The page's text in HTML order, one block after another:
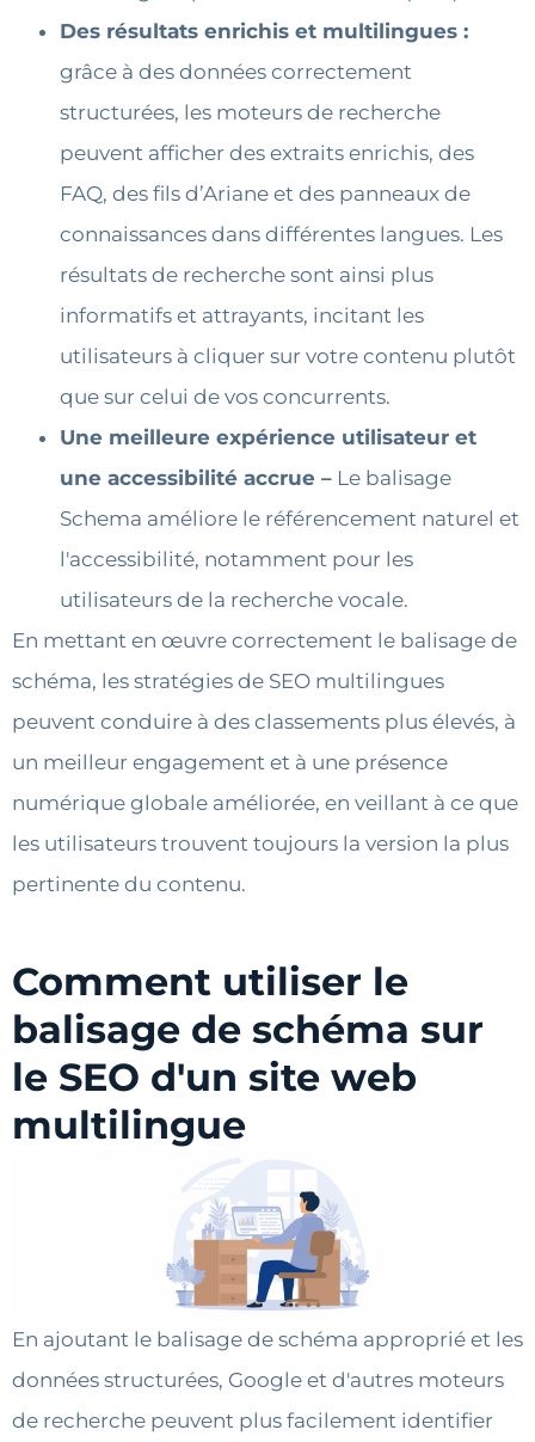
Des résultats enrichis et multilingues :
grâce à des données correctement
structurées, les moteurs de recherche
peuvent afficher des extraits enrichis, des
FAQ, des fils d’Ariane et des panneaux de
connaissances dans différentes langues. Les
résultats de recherche sont ainsi plus
informatifs et attrayants, incitant les
utilisateurs à cliquer sur votre contenu plutôt
que sur celui de vos concurrents.
Une meilleure expérience utilisateur et
une accessibilité accrue – Le balisage
Schema améliore le référencement naturel et
l'accessibilité, notamment pour les
utilisateurs de la recherche vocale.
En mettant en œuvre correctement le balisage de
schéma, les stratégies de SEO multilingues
peuvent conduire à des classements plus élevés, à
un meilleur engagement et à une présence
numérique globale améliorée, en veillant à ce que
les utilisateurs trouvent toujours la version la plus
pertinente du contenu.
Comment utiliser le
balisage de schéma sur
le SEO d'un site web
multilingue
En ajoutant le balisage de schéma approprié et les
données structurées, Google et d'autres moteurs
de recherche peuvent plus facilement identifier